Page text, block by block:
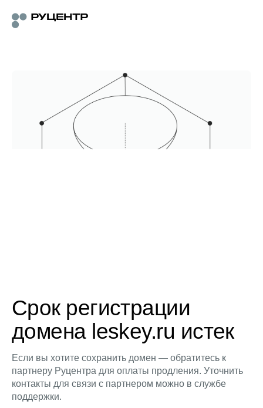
Срок регистрации
домена leskey.ru истек
Если вы хотите сохранить домен — обратитесь к
партнеру Руцентра для оплаты продления. Уточнить
контакты для связи с партнером можно в службе
поддержки.